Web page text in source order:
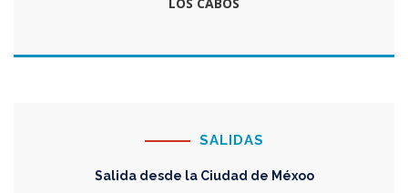
SALIDAS
Salida desde la Ciudad de Méxoo